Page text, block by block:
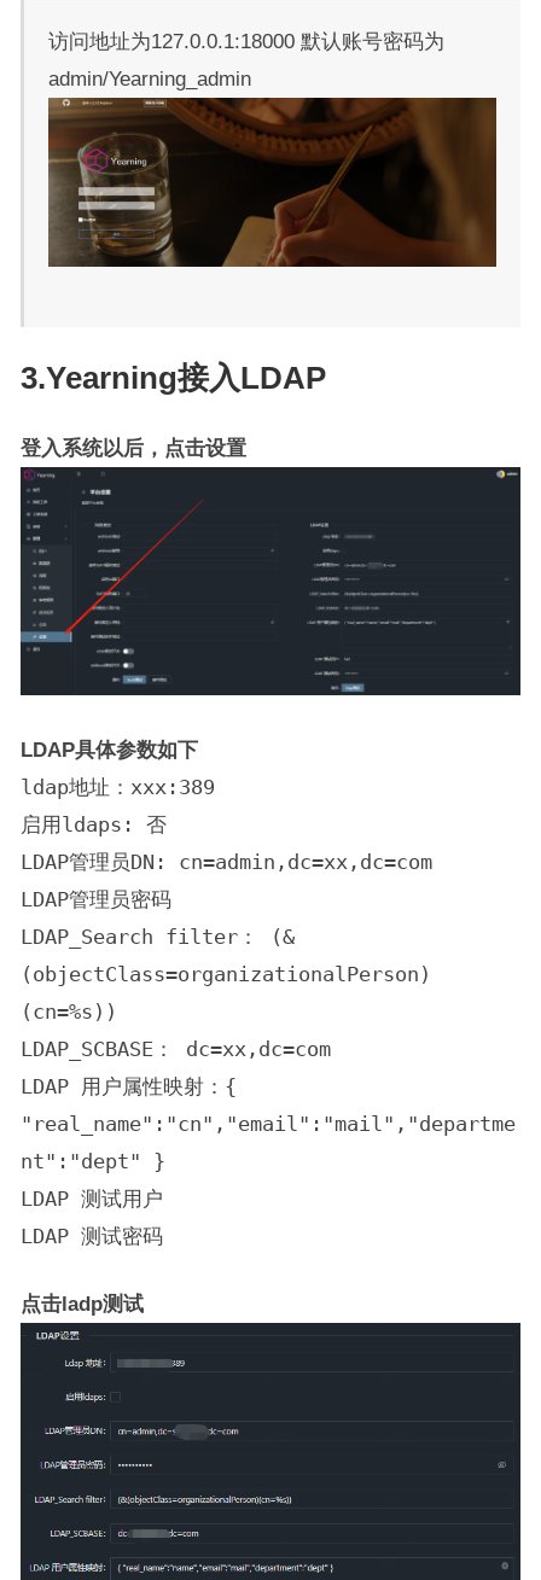
访问地址为127.0.0.1:18000 默认账号密码为
admin/Yearning_admin
3.Yearning接入LDAP
登入系统以后，点击设置
LDAP具体参数如下
ldap地址：xxx:389
启用ldaps: 否
LDAP管理员DN: cn=admin,dc=xx,dc=com
LDAP管理员密码
LDAP_Search filter： (&
(objectClass=organizationalPerson)
(cn=%s))
LDAP_SCBASE： dc=xx,dc=com
LDAP 用户属性映射：{
"real_name":"cn","email":"mail","departme
nt":"dept" }
LDAP 测试用户
LDAP 测试密码
点击ladp测试